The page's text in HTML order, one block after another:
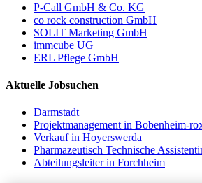
P-Call GmbH & Co. KG
co rock construction GmbH
SOLIT Marketing GmbH
immcube UG
ERL Pflege GmbH
Aktuelle Jobsuchen
Darmstadt
Projektmanagement in Bobenheim-
Verkauf in Hoyerswerda
Pharmazeutisch Technische
Abteilungsleiter in Forchheim